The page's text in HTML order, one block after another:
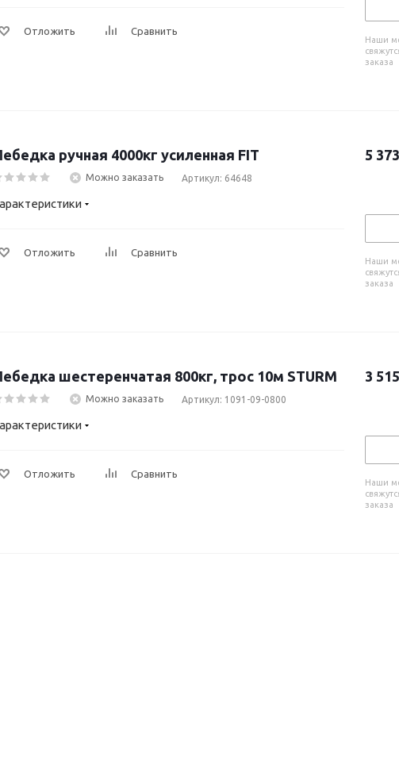
Отложить Сравнить
Наши
заказа
ручная 4000кг усиленная FIT
Можно заказать Артикул: 64648
Отложить Сравнить
5 373
Наши
заказа
шестеренчатая 800кг, трос 10м STURM
Можно заказать Артикул: 1091-09-0800
Отложить Сравнить
3 515
Наши
заказа